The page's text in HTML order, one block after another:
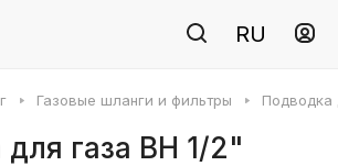
RU
Газовые шланги и фильтры Подводка
газа BH 1/2"